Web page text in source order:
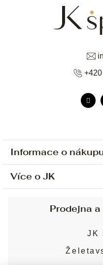
Informace o
Ochrana osobních
Sjednání osobní
Obchodní podmínky
Puncovní značky
Více o JK
Prodejna
JK